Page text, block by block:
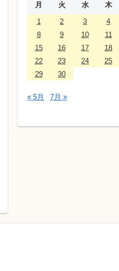
月 火 水 木
1
2 3 4
8
9 10 11
15
16 17 18
22
23 24 25
29
30
« 5月 7月 »